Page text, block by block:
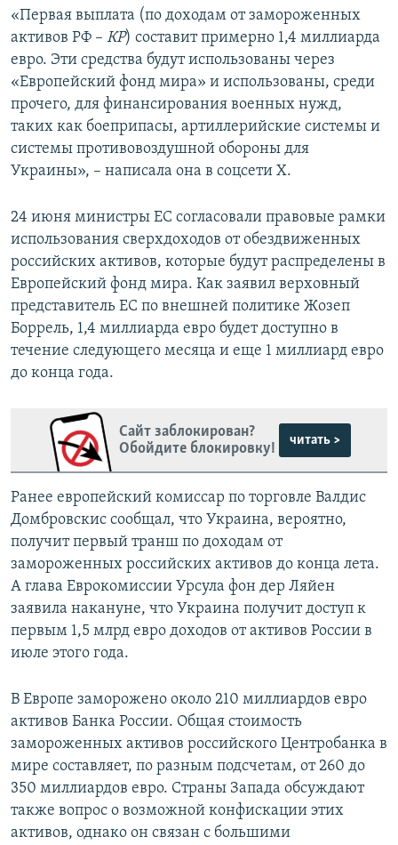
«Первая выплата (по доходам от замороженных
активов РФ – КР) составит примерно 1,4 миллиарда
евро. Эти средства будут использованы через
«Европейский фонд мира» и использованы, среди
прочего, для финансирования военных нужд,
таких как боеприпасы, артиллерийские системы и
системы противовоздушной обороны для
Украины», – написала она в соцсети Х.
24 июня министры ЕС согласовали правовые рамки
использования сверхдоходов от обездвиженных
российских активов, которые будут распределены в
Европейский фонд мира. Как заявил верховный
представитель ЕС по внешней политике Жозеп
Боррель, 1,4 миллиарда евро будет доступно в
течение следующего месяца и еще 1 миллиард евро
до конца года.
Сайт заблокирован?
Обойдите блокировку!
читать >
Ранее европейский комиссар по торговле Валдис
Домбровскис сообщал, что Украина, вероятно,
получит первый транш по доходам от
замороженных российских активов до конца лета.
А глава Еврокомиссии Урсула фон дер Ляйен
заявила накануне, что Украина получит доступ к
первым 1,5 млрд евро доходов от активов России в
июле этого года.
В Европе заморожено около 210 миллиардов евро
активов Банка России. Общая стоимость
замороженных активов российского Центробанка в
мире составляет, по разным подсчетам, от 260 до
350 миллиардов евро. Страны Запада обсуждают
также вопрос о возможной конфискации этих
активов, однако он связан с большими